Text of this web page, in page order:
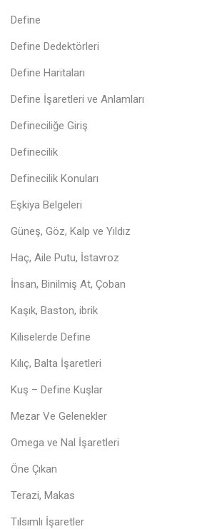
Define
Define Dedektörleri
Define Haritaları
Define İşaretleri ve Anlamları
Defineciliğe Giriş
Definecilik
Definecilik Konuları
Eşkiya Belgeleri
Güneş, Göz, Kalp ve Yıldız
Haç, Aile Putu, İstavroz
İnsan, Binilmiş At, Çoban
Kaşık, Baston, ibrik
Kiliselerde Define
Kılıç, Balta İşaretleri
Kuş – Define Kuşlar
Mezar Ve Gelenekler
Omega ve Nal İşaretleri
Öne Çıkan
Terazi, Makas
Tılsımlı İşaretler